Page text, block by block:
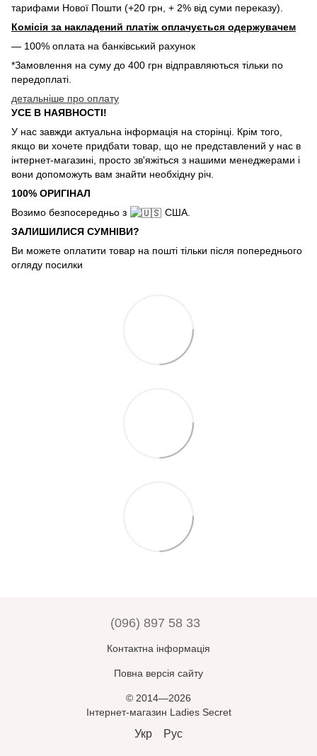
тарифами Нової Пошти (+20 грн, + 2% від суми переказу).
Комісія за накладений платіж оплачується одержувачем
— 100% оплата на банківський рахунок
*Замовлення на суму до 400 грн відправляються тільки по
передоплаті.
детальніше про оплату
УСЕ В НАЯВНОСТІ!
У нас завжди актуальна інформація на сторінці. Крім того,
якщо ви хочете придбати товар, що не представлений у нас в
інтернет-магазині, просто зв'яжіться з нашими менеджерами і
вони допоможуть вам знайти необхідну річ.
100% ОРИГІНАЛ
Возимо безпосередньо з
США.
ЗАЛИШИЛИСЯ СУМНІВИ?
Ви можете оплатити товар на пошті тільки після попереднього
огляду посилки
(096) 897 58 33
Контактна інформація
Повна версія сайту
© 2014—2026
Інтернет-магазин Ladies Secret
Укр Рус